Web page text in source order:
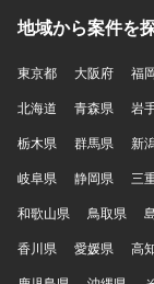
地域から案件を
東京都 大阪府 福
北海道
青森県 岩
栃木県
群馬県 新
岐阜県
静岡県 三
和歌山県
鳥取県
香川県
愛媛県 高